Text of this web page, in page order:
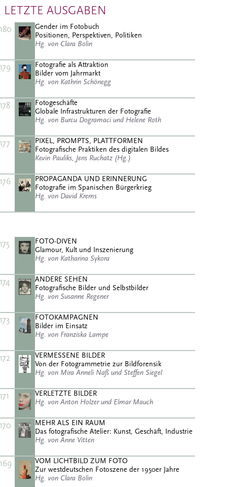
LETZTE AUSGABEN
180
Gender im Fotobuch
Positionen, Perspektiven, Politiken
Hg. von Clara Bolin
179
Fotografie als Attraktion
Bilder vom Jahrmarkt
Hg. von Kathrin Schönegg
178
Fotogeschäfte
Globale Infrastrukturen der Fotografie
Hg. von Burcu Dogramaci und Helene Roth
177
PIXEL, PROMPTS, PLATTFORMEN
Fotografische Praktiken des digitalen Bildes
Kevin Pauliks, Jens Ruchatz (Hg.)
176
PROPAGANDA UND ERINNERUNG
Fotografie im Spanischen Bürgerkrieg
Hg. von David Krems
175
FOTO-DIVEN
Glamour, Kult und Inszenierung
Hg. von Katharina Sykora
174
ANDERE SEHEN
Fotografische Bilder und Selbstbilder
Hg. von Susanne Regener
173
FOTOKAMPAGNEN
Bilder im Einsatz
Hg. von Franziska Lampe
172
VERMESSENE BILDER
Von der Fotogrammetrie zur Bildforensik
Hg. von Mira Anneli Naß und Steffen Siegel
171
VERLETZTE BILDER
Hg. von Anton Holzer und Elmar Mauch
170
MEHR ALS EIN RAUM
Das fotografische Atelier: Kunst, Geschäft, Industrie
Hg. von Anne Vitten
169
VOM LICHTBILD ZUM FOTO
Zur westdeutschen Fotoszene der 1950er Jahre
Hg. von Clara Bolin